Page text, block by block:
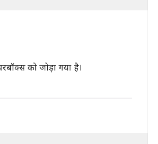
को जोड़ा गया है।